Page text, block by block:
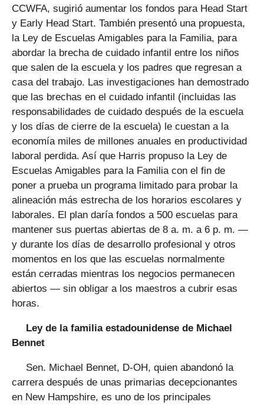
CCWFA, sugirió aumentar los fondos para Head Start
y Early Head Start. También presentó una propuesta,
la Ley de Escuelas Amigables para la Familia, para
abordar la brecha de cuidado infantil entre los niños
que salen de la escuela y los padres que regresan a
casa del trabajo. Las investigaciones han demostrado
que las brechas en el cuidado infantil (incluidas las
responsabilidades de cuidado después de la escuela
y los días de cierre de la escuela) le cuestan a la
economía miles de millones anuales en productividad
laboral perdida. Así que Harris propuso la Ley de
Escuelas Amigables para la Familia con el fin de
poner a prueba un programa limitado para probar la
alineación más estrecha de los horarios escolares y
laborales. El plan daría fondos a 500 escuelas para
mantener sus puertas abiertas de 8 a. m. a 6 p. m. —
y durante los días de desarrollo profesional y otros
momentos en los que las escuelas normalmente
están cerradas mientras los negocios permanecen
abiertos — sin obligar a los maestros a cubrir esas
horas.
Ley de la familia estadounidense de Michael
Bennet
Sen. Michael Bennet, D-OH, quien abandonó la
carrera después de unas primarias decepcionantes
en New Hampshire, es uno de los principales